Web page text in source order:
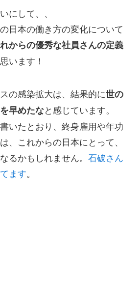
にして、、
日本の働き方の変化について
からの優秀な社員さんの定義
います！
の感染拡大は、結果的に世の
早めたなと感じています。
いたとおり、終身雇用や年功
、これからの日本にとって、
るかもしれません。 石破さん
ます。